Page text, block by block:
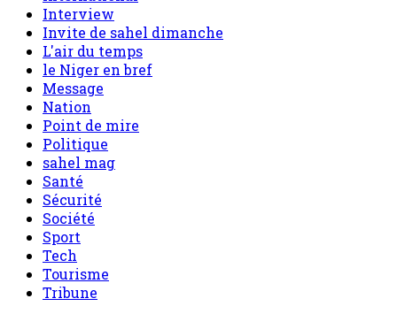
Interview
Invite de sahel dimanche
L'air du temps
le Niger en bref
Message
Nation
Point de mire
Politique
sahel mag
Santé
Sécurité
Société
Sport
Tech
Tourisme
Tribune